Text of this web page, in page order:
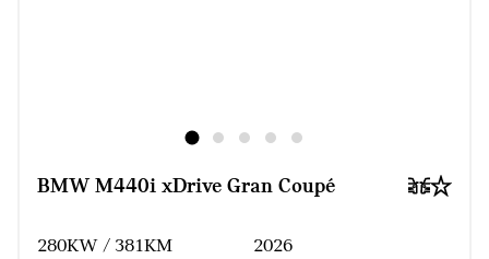
BMW M440i xDrive Gran Coupé
280KW / 381KM
2026